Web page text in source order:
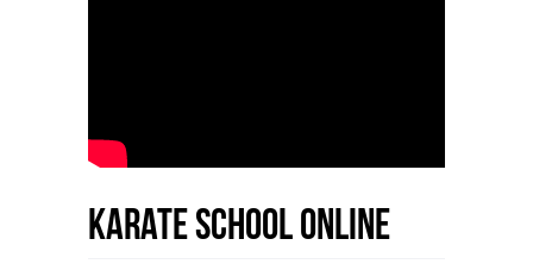
Karate school online